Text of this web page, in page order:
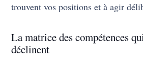
trouvent vos positions et à agir
La matrice des compétences
déclinent